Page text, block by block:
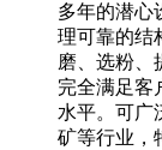
多年的潜心
理可靠的结
磨、选粉、
完全满足客
水平。可广
矿等行业，